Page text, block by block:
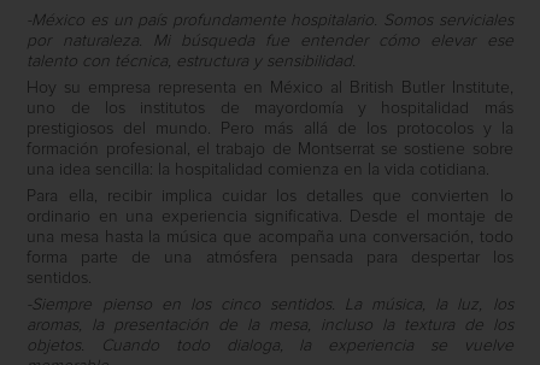
-México es un país profundamente hospitalario. Somos serviciales
por naturaleza. Mi búsqueda fue entender cómo elevar ese
talento con técnica, estructura y sensibilidad.
Hoy su empresa representa en México al British Butler Institute,
uno de los institutos de mayordomía y hospitalidad más
prestigiosos del mundo. Pero más allá de los protocolos y la
formación profesional, el trabajo de Montserrat se sostiene sobre
una idea sencilla: la hospitalidad comienza en la vida cotidiana.
Para ella, recibir implica cuidar los detalles que convierten lo
ordinario en una experiencia significativa. Desde el montaje de
una mesa hasta la música que acompaña una conversación, todo
forma parte de una atmósfera pensada para despertar los
sentidos.
-Siempre pienso en los cinco sentidos. La música, la luz, los
aromas, la presentación de la mesa, incluso la textura de los
objetos. Cuando todo dialoga, la experiencia se vuelve